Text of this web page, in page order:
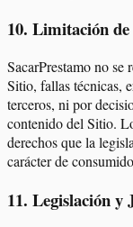
10. Limitación de
SacarPrestamo no se
Sitio, fallas técnicas,
terceros, ni por
contenido del Sitio.
derechos que la
carácter de
11. Legislación y